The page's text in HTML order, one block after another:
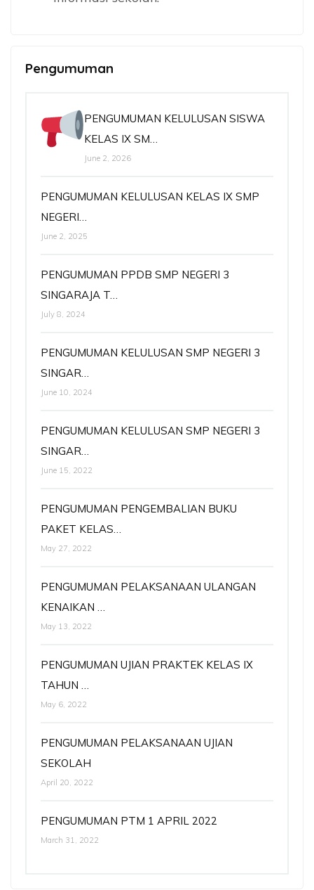
Pengumuman
PENGUMUMAN KELULUSAN SISWA
KELAS IX SM…
June 2, 2026
PENGUMUMAN KELULUSAN KELAS IX SMP
NEGERI…
June 2, 2025
PENGUMUMAN PPDB SMP NEGERI 3
SINGARAJA T…
July 8, 2024
PENGUMUMAN KELULUSAN SMP NEGERI 3
SINGAR…
June 10, 2024
PENGUMUMAN KELULUSAN SMP NEGERI 3
SINGAR…
June 15, 2022
PENGUMUMAN PENGEMBALIAN BUKU
PAKET KELAS…
May 27, 2022
PENGUMUMAN PELAKSANAAN ULANGAN
KENAIKAN …
May 13, 2022
PENGUMUMAN UJIAN PRAKTEK KELAS IX
TAHUN …
May 6, 2022
PENGUMUMAN PELAKSANAAN UJIAN
SEKOLAH
April 20, 2022
PENGUMUMAN PTM 1 APRIL 2022
March 31, 2022